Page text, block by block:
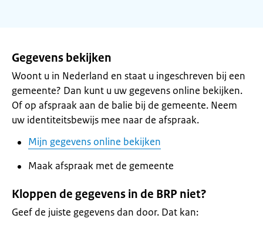
Gegevens bekijken
Woont u in Nederland en staat u ingeschreven bij een
gemeente? Dan kunt u uw gegevens online bekijken.
Of op afspraak aan de balie bij de gemeente. Neem
uw identiteitsbewijs mee naar de afspraak.
Mijn gegevens online bekijken
Maak afspraak met de gemeente
Kloppen de gegevens in de BRP niet?
Geef de juiste gegevens dan door. Dat kan: